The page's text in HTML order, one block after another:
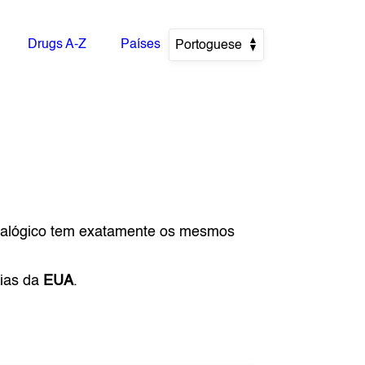
Drugs A-Z Países Portoguese
tem exatamente os mesmos
da EUA.